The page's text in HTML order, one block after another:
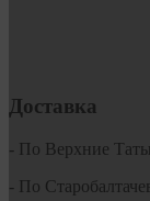
Доставка
- По Верхние
- По